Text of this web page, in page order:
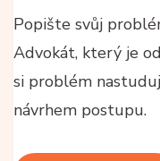
Popište svůj
Advokát, který je
si problém
návrhem postupu.